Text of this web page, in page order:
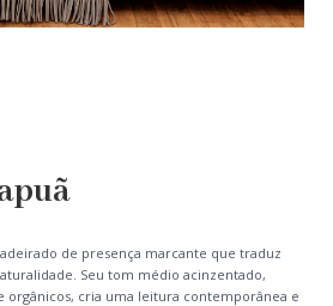
de presença marcante que traduz
Seu tom médio acinzentado,
orgânicos, cria uma leitura contemporânea e